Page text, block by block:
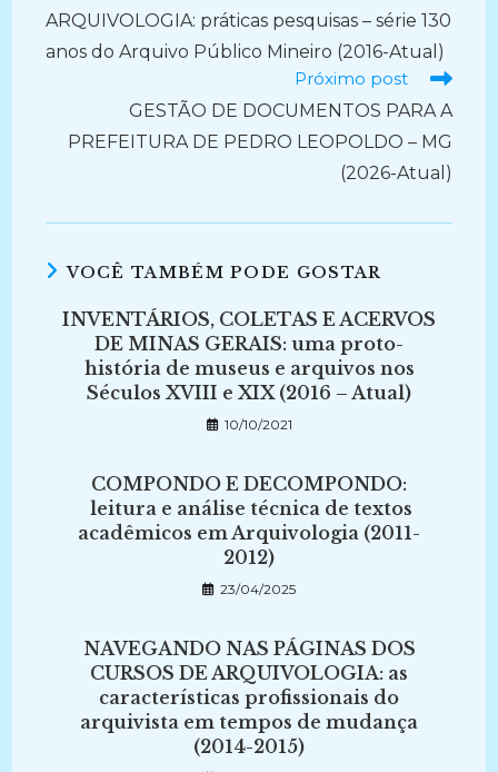
artigos
ARQUIVOLOGIA: práticas pesquisas – série 130
anos do Arquivo Público Mineiro (2016-Atual)
Próximo post
GESTÃO DE DOCUMENTOS PARA A
PREFEITURA DE PEDRO LEOPOLDO – MG
(2026-Atual)
VOCÊ TAMBÉM PODE GOSTAR
INVENTÁRIOS, COLETAS E ACERVOS
DE MINAS GERAIS: uma proto-
história de museus e arquivos nos
Séculos XVIII e XIX (2016 – Atual)
10/10/2021
COMPONDO E DECOMPONDO:
leitura e análise técnica de textos
acadêmicos em Arquivologia (2011-
2012)
23/04/2025
NAVEGANDO NAS PÁGINAS DOS
CURSOS DE ARQUIVOLOGIA: as
características profissionais do
arquivista em tempos de mudança
(2014-2015)